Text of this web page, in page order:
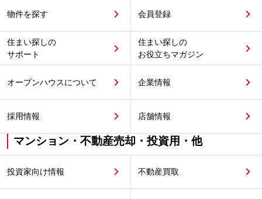
物件を探す 会員登録
住まい探しの
サポート
住まい探しの
お役立ちマガジン
オープンハウスについて 企業情報
採用情報 店舗情報
マンション・不動産売却・投資用・他
投資家向け情報 不動産買取